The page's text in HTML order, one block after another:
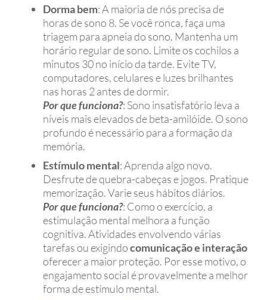
Dorma bem: A maioria de nós precisa de
horas de sono 8. Se você ronca, faça uma
triagem para apneia do sono. Mantenha um
horário regular de sono. Limite os cochilos a
minutos 30 no início da tarde. Evite TV,
computadores, celulares e luzes brilhantes
nas horas 2 antes de dormir.
Por que funciona?: Sono insatisfatório leva a
níveis mais elevados de beta-amilóide. O sono
profundo é necessário para a formação da
memória.
Estímulo mental: Aprenda algo novo.
Desfrute de quebra-cabeças e jogos. Pratique
memorização. Varie seus hábitos diários.
Por que funciona?: Como o exercício, a
estimulação mental melhora a função
cognitiva. Atividades envolvendo várias
tarefas ou exigindocomunicação e interação
oferecer a maior proteção. Por esse motivo, o
engajamento social é provavelmente a melhor
forma de estímulo mental.